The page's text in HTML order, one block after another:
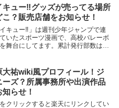
れが自分のメッセージを流してもら
てこと...
キュー‼グッズが売ってる場所
こ？販売店舗をお知らせ！
イキュー‼」は週刊少年ジャンプで連
いたスポーツ漫画で、高校バレーボ
舞台にしてます。累計発行部数は
もちろん、チームメンバー、相手チ
も素...
大祐wiki風プロフィール！ジ
ーズ？所属事務所や出演作品
知らせ！
クリックすると楽天にリンクしてい